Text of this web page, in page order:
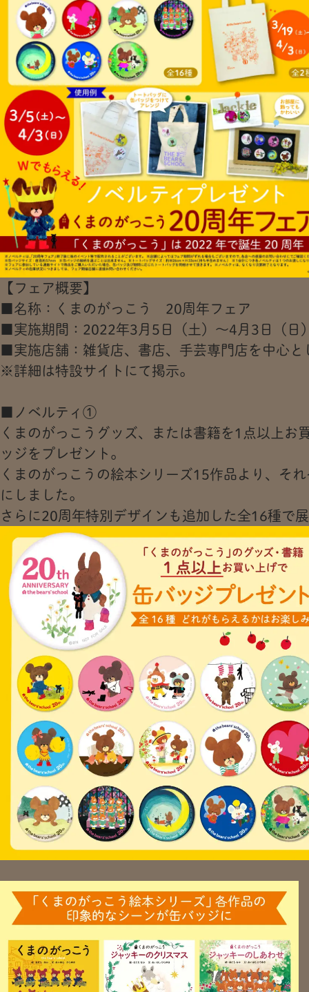
【フェア概要】
■名称：くまのがっこう 20周年フェア
■実施期間：2022年3月5日（土）～4月3日（日
■実施店舗：雑貨店、書店、手芸専門店を中心
※詳細は特設サイトにて掲示。
■ノベルティ①
くまのがっこうグッズ、または書籍を1点以上お
ッジをプレゼント。
くまのがっこうの絵本シリーズ15作品より、そ
にしました。
さらに20周年特別デザインも追加した全16種で